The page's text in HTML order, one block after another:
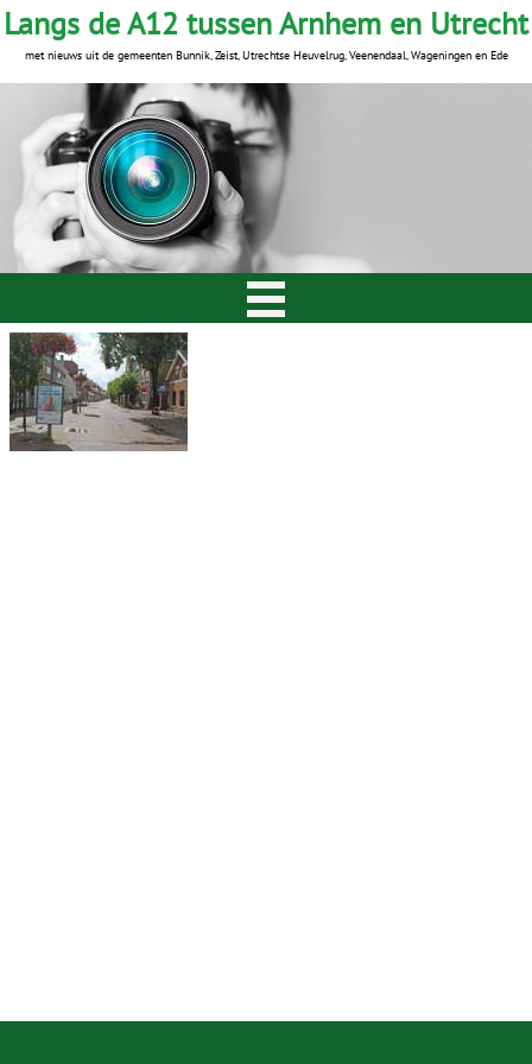
Langs de A12 tussen Arnhem en Utrecht
met nieuws uit de gemeenten Bunnik, Zeist, Utrechtse Heuvelrug, Veenendaal, Wageningen en Ede